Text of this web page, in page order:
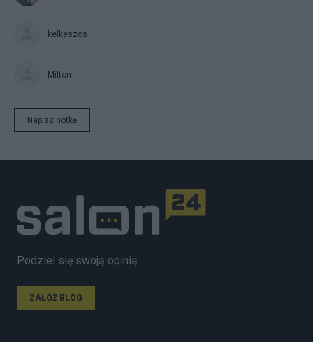
kelkeszos
Milton
Napisz notkę
Podziel się swoją opinią
ZAŁÓŻ BLOG